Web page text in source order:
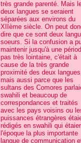
très grande parenté. Mais
deux langues se seraient
séparées aux environs du
XIIème siècle. On peut
dire que ce sont deux
soeurs. Si la confusion a
maintenir jusqu'à une
pas très lointaine, c'était à
cause de la très grande
proximité des deux
mais aussi parce que les
sultans des Comores
swahili et beaucoup de
correspondances et traités
avec les pays voisins ou
puissances étrangères
rédigés en swahili qui
l'époque la plus importante
langue de communication